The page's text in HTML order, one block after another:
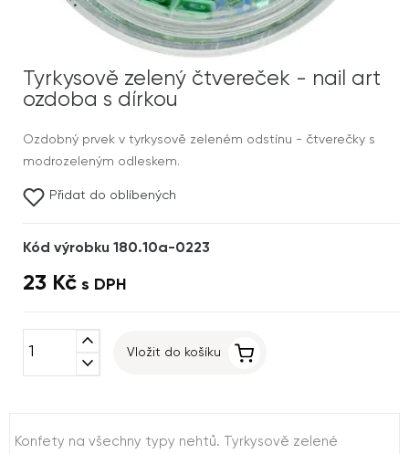
Tyrkysově zelený čtvereček - nail art
ozdoba s dírkou
Ozdobný prvek v tyrkysově zeleném odstínu - čtverečky s
modrozeleným odleskem.
Přidat do oblíbených
Kód výrobku 180.10a-0223
23 Kč s DPH
expand_less
expand_more
Vložit do košíku
Konfety na všechny typy nehtů. Tyrkysově zelené